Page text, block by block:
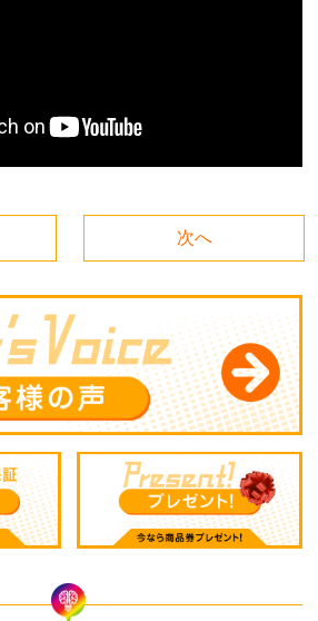
次へ